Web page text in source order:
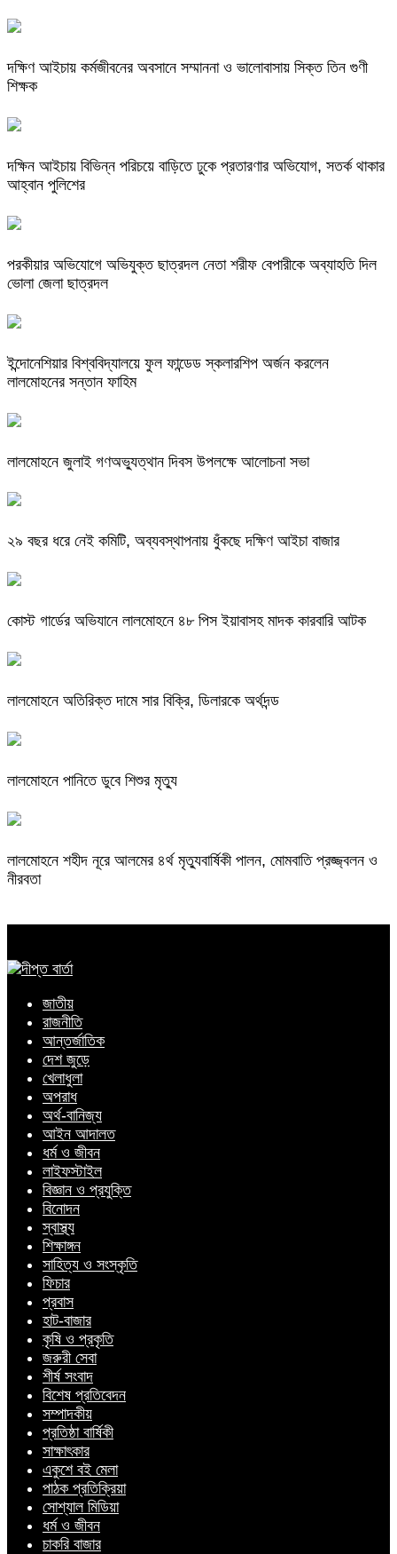
দক্ষিণ আইচায় কর্মজীবনের অবসানে সম্মাননা ও ভালোবাসায় সিক্ত তিন গুণী
শিক্ষক
দক্ষিন আইচায় ‎বিভিন্ন পরিচয়ে বাড়িতে ঢুকে প্রতারণার অভিযোগ, সতর্ক থাকার
আহ্বান পুলিশের
পরকীয়ার অভিযোগে অভিযুক্ত ছাত্রদল নেতা শরীফ বেপারীকে অব্যাহতি দিল
ভোলা জেলা ছাত্রদল
ইন্দোনেশিয়ার বিশ্ববিদ্যালয়ে ফুল ফান্ডেড স্কলারশিপ অর্জন করলেন
লালমোহনের সন্তান ফাহিম
লালমোহনে জুলাই গণঅভ্যুত্থান দিবস উপলক্ষে আলোচনা সভা
২৯ বছর ধরে নেই কমিটি, অব্যবস্থাপনায় ধুঁকছে দক্ষিণ আইচা বাজার
কোস্ট গার্ডের অভিযানে লালমোহনে ৪৮ পিস ইয়াবাসহ মাদক কারবারি আটক
লালমোহনে অতিরিক্ত দামে সার বিক্রি, ডিলারকে অর্থদন্ড
লালমোহনে পানিতে ডুবে শিশুর মৃত্যু
লালমোহনে শহীদ নূরে আলমের ৪র্থ মৃত্যুবার্ষিকী পালন, মোমবাতি প্রজ্জ্বলন ও
নীরবতা
জাতীয়
রাজনীতি
আন্তর্জাতিক
দেশ জুড়ে
খেলাধুলা
অপরাধ
অর্থ-বানিজ্য
আইন আদালত
ধর্ম ও জীবন
লাইফস্টাইল
বিজ্ঞান ও প্রযুক্তি
বিনোদন
স্বাস্থ্য
শিক্ষাঙ্গন
সাহিত্য ও সংস্কৃতি
ফিচার
প্রবাস
হাট-বাজার
কৃষি ও প্রকৃতি
জরুরী সেবা
শীর্ষ সংবাদ
বিশেষ প্রতিবেদন
সম্পাদকীয়
প্রতিষ্ঠা বার্ষিকী
সাক্ষাৎকার
একুশে বই মেলা
পাঠক প্রতিক্রিয়া
সোশ্যাল মিডিয়া
ধর্ম ও জীবন
চাকরি বাজার